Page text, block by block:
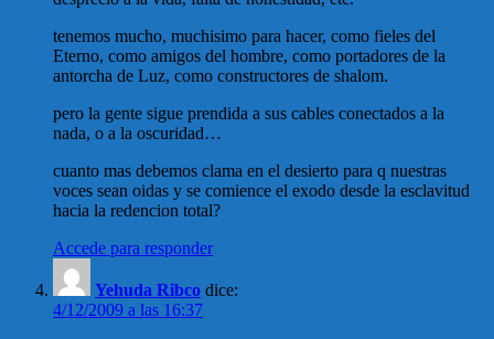
tenemos mucho, muchisimo para hacer, como fieles del
Eterno, como amigos del hombre, como portadores de la
antorcha de Luz, como constructores de shalom.
pero la gente sigue prendida a sus cables conectados a la
nada, o a la oscuridad…
cuanto mas debemos clama en el desierto para q nuestras
voces sean oidas y se comience el exodo desde la esclavitud
hacia la redencion total?
Accede para responder
Yehuda Ribco dice:
4/12/2009 a las 16:37